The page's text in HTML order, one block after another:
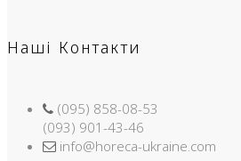
Наші Контакти
(095) 858-08-53
(093) 901-43-46
info@horeca-ukraine.com